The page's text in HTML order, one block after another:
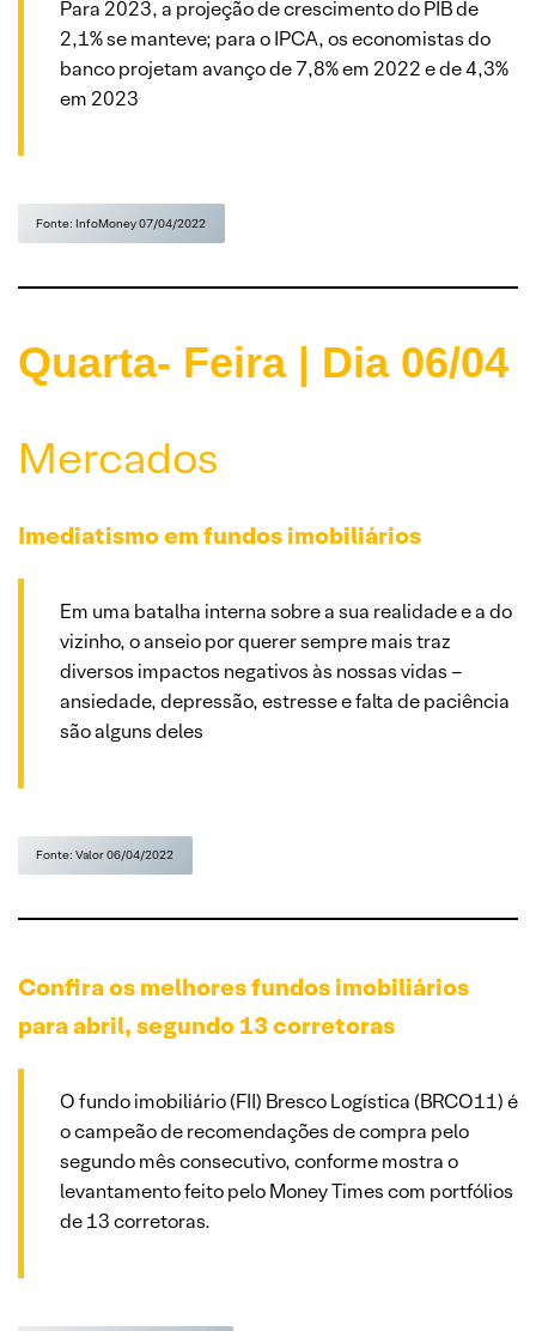
Para 2023, a projeção de crescimento do PIB de
2,1% se manteve; para o IPCA, os economistas do
banco projetam avanço de 7,8% em 2022 e de 4,3%
em 2023
Fonte: InfoMoney 07/04/2022
Quarta- Feira | Dia 06/04
Mercados
Imediatismo em fundos imobiliários
Em uma batalha interna sobre a sua realidade e a do
vizinho, o anseio por querer sempre mais traz
diversos impactos negativos às nossas vidas –
ansiedade, depressão, estresse e falta de paciência
são alguns deles
Fonte: Valor 06/04/2022
Confira os melhores fundos imobiliários
para abril, segundo 13 corretoras
O fundo imobiliário (FII) Bresco Logística (BRCO11) é
o campeão de recomendações de compra pelo
segundo mês consecutivo, conforme mostra o
levantamento feito pelo Money Times com portfólios
de 13 corretoras.